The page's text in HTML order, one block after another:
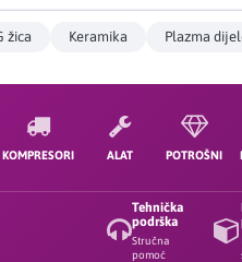
žica Keramika Plazma
KOMPRESORI ALAT POTROŠNI
Tehnička
podrška
Stručna
pomoć